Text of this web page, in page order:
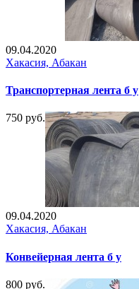
09.04.2020
Хакасия, Абакан
Транспортерная лента б у
750 руб.
09.04.2020
Хакасия, Абакан
Конвейерная лента б у
800 руб.